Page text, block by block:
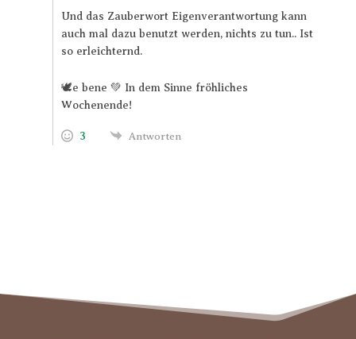
Und das Zauberwort Eigenverantwortung kann
auch mal dazu benutzt werden, nichts zu tun.. Ist
so erleichternd.
🕊️e bene 💚 In dem Sinne fröhliches
Wochenende!
3 Antworten